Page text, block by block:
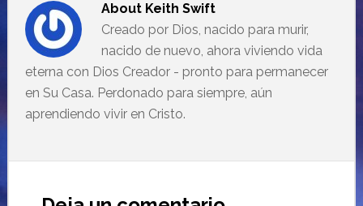
About Keith Swift
Creado por Dios, nacido para murir,
nacido de nuevo, ahora viviendo vida
eterna con Dios Creador - pronto para permanecer
en Su Casa. Perdonado para siempre, aún
aprendiendo vivir en Cristo.